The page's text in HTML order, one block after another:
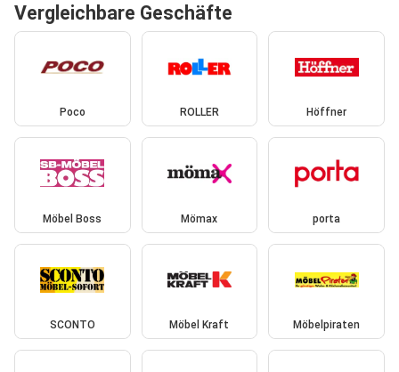
Vergleichbare Geschäfte
Poco ROLLER Höffner
Möbel Boss Mömax porta
SCONTO Möbel Kraft Möbelpiraten